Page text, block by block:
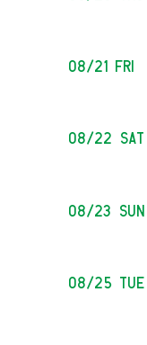
08/21 Fri
08/22 Sat
08/23 Sun
08/25 Tue